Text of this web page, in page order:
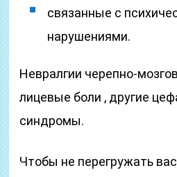
связанные с
нарушениями.
Невралгии черепно-
лицевые боли , другие
синдромы.
Чтобы не перегружать